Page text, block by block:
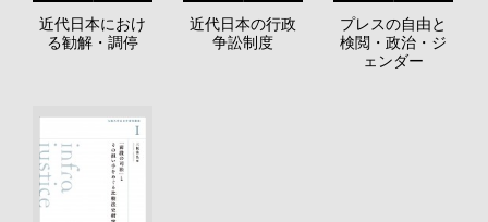
近代日本におけ
る勧解・調停
近代日本の行政
争訟制度
プレスの自由と
検閲・政治・ジ
ェンダー